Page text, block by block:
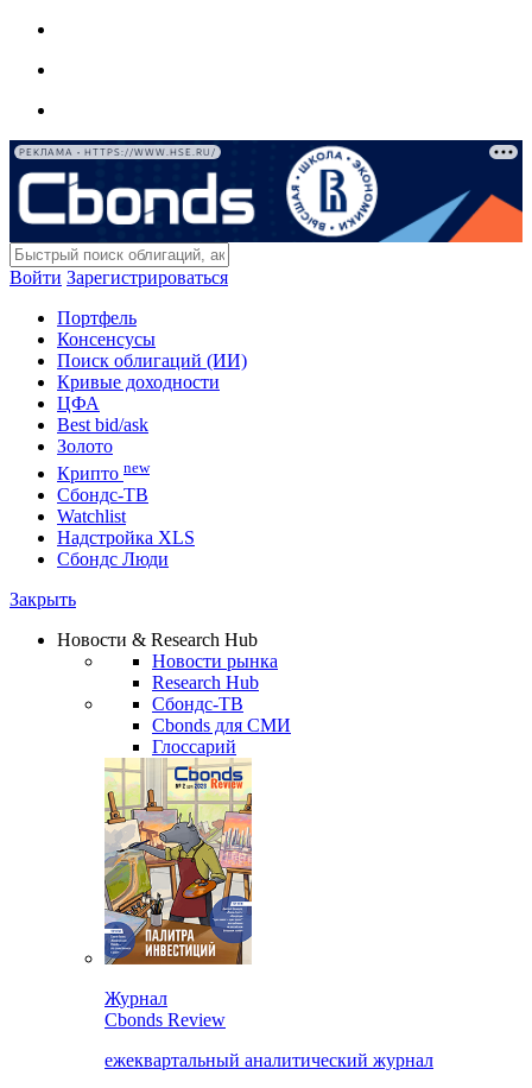
РЕКЛАМА • HTTPS://WWW.HSE.RU/
Войти Зарегистрироваться
Портфель
Консенсусы
Поиск облигаций (ИИ)
Кривые доходности
ЦФА
Best bid/ask
Золото
Крипто new
Сбондс-ТВ
Watchlist
Надстройка XLS
Сбондс Люди
Закрыть
Новости & Research Hub
Новости рынка
Research Hub
Сбондс-ТВ
Cbonds для СМИ
Глоссарий
Журнал
Cbonds Review
ежеквартальный аналитический журнал